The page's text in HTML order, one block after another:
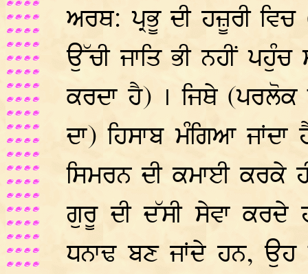
ਅਰਥ: ਪ੍ਰਭੂ ਦੀ ਹਜ਼ੂਰੀ
ਉੱਚੀ ਜਾਤਿ ਭੀ ਨਹੀਂ
ਕਰਦਾ ਹੈ) । ਜਿਥੇ
ਦਾ) ਹਿਸਾਬ ਮੰਗਿਆ ਜਾਂਦਾ
ਸਿਮਰਨ ਦੀ ਕਮਾਈ ਕਰਕੇ
ਗੁਰੂ ਦੀ ਦੱਸੀ ਸੇਵਾ ਕਰਦੇ
ਧਨਾਢ ਬਣ ਜਾਂਦੇ ਹਨ,